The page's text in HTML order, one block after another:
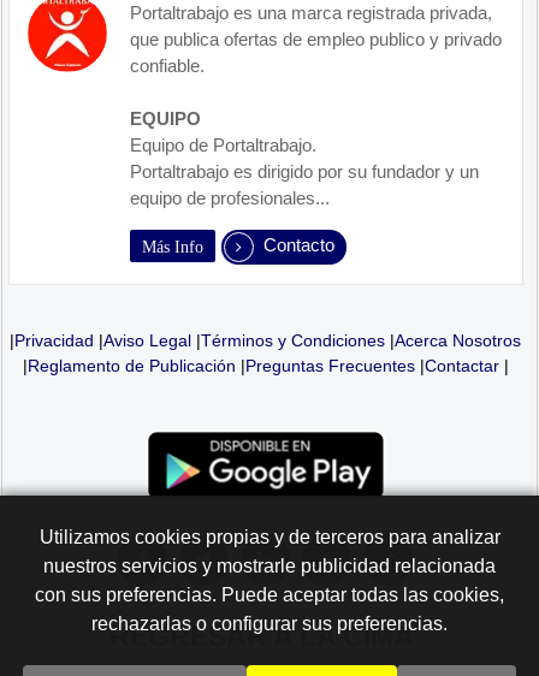
Portaltrabajo es una marca registrada privada,
que publica ofertas de empleo publico y privado
confiable.
EQUIPO
Equipo de Portaltrabajo.
Portaltrabajo es dirigido por su fundador y un
equipo de profesionales...
Más Info Contacto
|Privacidad |Aviso Legal |Términos y Condiciones |Acerca Nosotros
|Reglamento de Publicación |Preguntas Frecuentes|Contactar|
Utilizamos cookies propias y de terceros para analizar
nuestros servicios y mostrarle publicidad relacionada
con sus preferencias. Puede aceptar todas las cookies,
rechazarlas o configurar sus preferencias.
REGRESAR A LACIMA